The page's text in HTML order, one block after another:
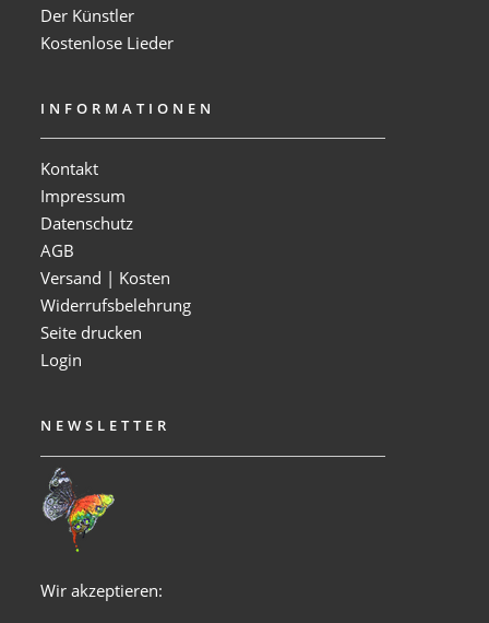
Der Künstler
Kostenlose Lieder
INFORMATIONEN
Kontakt
Impressum
Datenschutz
AGB
Versand | Kosten
Widerrufsbelehrung
Seite drucken
Login
NEWSLETTER
Wir akzeptieren: